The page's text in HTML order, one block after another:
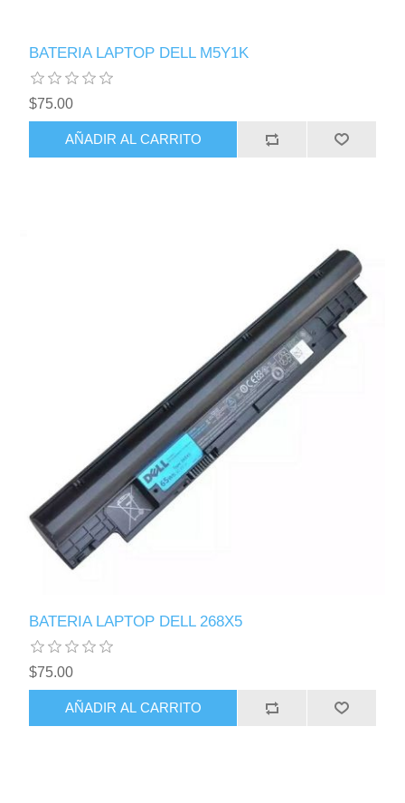
BATERIA LAPTOP DELL M5Y1K
$75.00
AÑADIR AL CARRITO
BATERIA LAPTOP DELL 268X5
$75.00
AÑADIR AL CARRITO